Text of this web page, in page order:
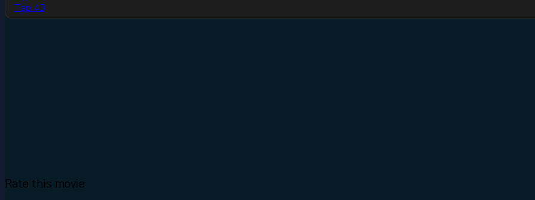
Tập 40
Rate this movie